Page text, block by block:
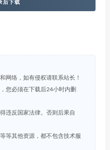
后下载
网络，如有侵权请联系站长！
您必须在下载后24小时内删
违反国家法律。否则后果自
等其他资源，都不包含技术服